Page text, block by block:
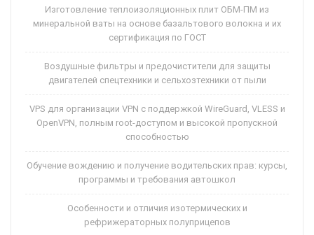
Изготовление теплоизоляционных плит ОБМ-ПМ из
минеральной ваты на основе базальтового волокна и их
сертификация по ГОСТ
Воздушные фильтры и предочистители для защиты
двигателей спецтехники и сельхозтехники от пыли
VPS для организации VPN с поддержкой WireGuard, VLESS и
OpenVPN, полным root-доступом и высокой пропускной
способностью
Обучение вождению и получение водительских прав: курсы,
программы и требования автошкол
Особенности и отличия изотермических и
рефрижераторных полуприцепов